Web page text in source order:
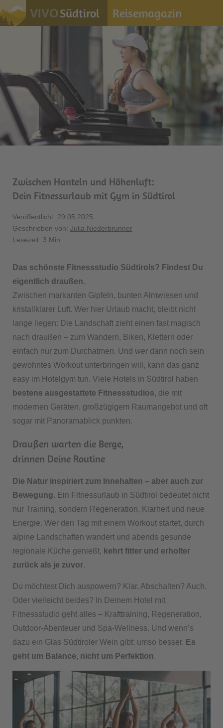
VIVOSüdtirol Reisemagazin
Zwischen Hanteln und Höhenluft:
Dein Fitnessurlaub mit Gym in Südtirol
Veröffentlicht: 29.05.2025
Geschrieben von: Julia Niederbrunner
Lesezeit: 3 Min.
Das schönste Fitnessstudio Südtirols? Findest Du
eigentlich draußen.
Zwischen markanten Gipfeln, bunten Almwiesen und
kristallklarer Luft. Wer hier Urlaub macht, bleibt nicht
lange liegen: Die Landschaft zieht einen fast magisch
nach draußen – zum Wandern, Biken, Klettern oder
einfach nur zum Durchatmen. Und wer dann noch sein
gewohntes Workout unterbringen will, kann das ganz
easy im Hotelgym tun. Viele Hotels in Südtirol haben
bestens ausgestattete Fitnessstudios, die mit
modernen Geräten, großzügigem Raumangebot und oft
sogar mit Panoramablick punkten.
Draußen warten die Berge,
drinnen Deine Routine
Die Natur inspiriert zum Innehalten – aber auch zur
Bewegung. Ein Fitnessurlaub in Südtirol bedeutet nicht
nur Training, sondern Regeneration, Klarheit und neue
Energie. Wer den Tag mit einem Workout startet, durch
alpine Landschaften wandert und abends gesunde
regionale Küche genießt, kehrt fitter und erholter
zurück als je zuvor.
Du möchtest Dich auspowern? Klar. Abschalten? Auch.
Oder vielleicht beides? In Deinem Hotel mit
Fitnessstudio geht alles – Krafttraining, Regeneration,
Outdoor-Abenteuer und Spa-Wellness. Und wenn’s
dazu ein Glas Südtiroler Wein gibt: umso besser. Es
geht um Balance, nicht um Perfektion.